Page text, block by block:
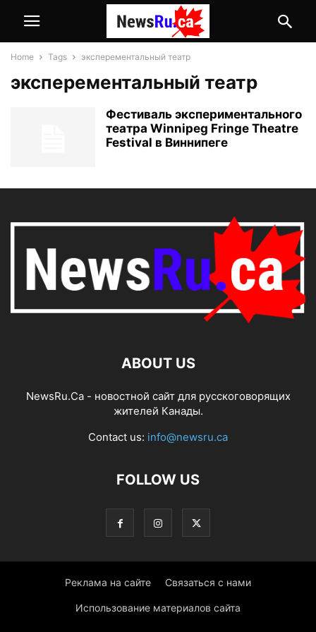
Home Tags эксперементальный театр
эксперементальный театр
Фестиваль экспериментального
театра Winnipeg Fringe Theatre
Festival в Виннипеге
ABOUT US
NewsRu.Ca - новостной сайт для русскоговорящих
жителей Канады.
Contact us: info@newsru.ca
FOLLOW US
Реклама на сайте Связаться с нами
Использование материалов сайта